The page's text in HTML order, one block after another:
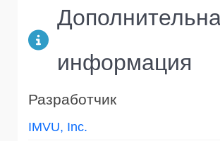
информация
Разработчик
IMVU, Inc.